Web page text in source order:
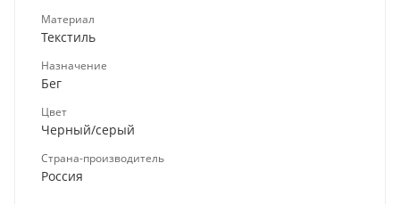
Материал
Текстиль
Назначение
Бег
Цвет
Черный/серый
Страна-производитель
Россия